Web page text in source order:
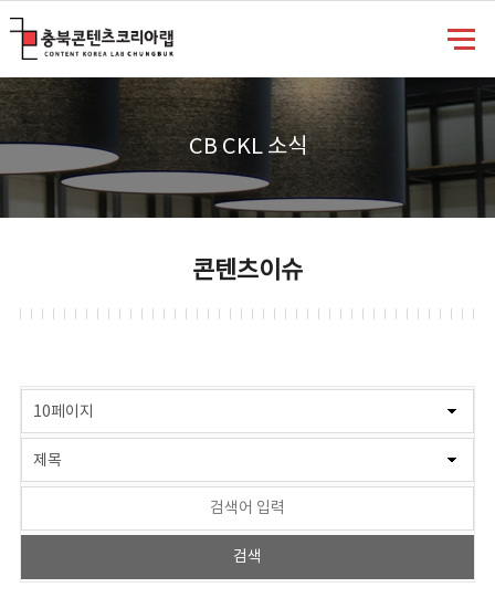
CB CKL 소식
콘텐츠이슈